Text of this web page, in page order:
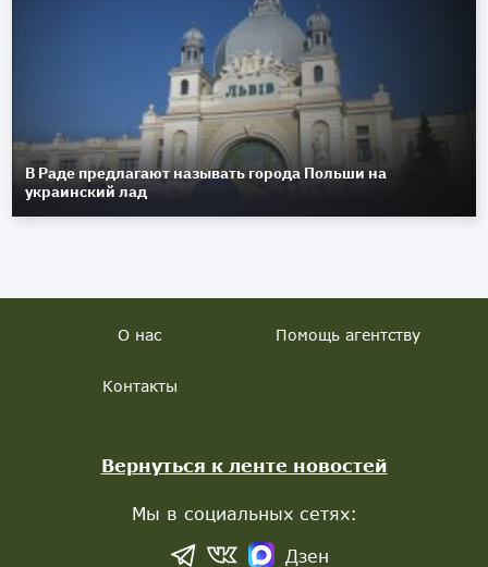
В Раде предлагают называть города Польши на
украинский лад
О нас Помощь агентству
Контакты
Вернуться к ленте новостей
Мы в социальных сетях:
Дзен